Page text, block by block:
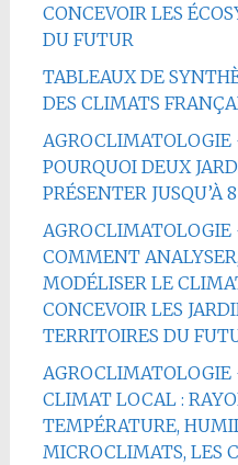
CONCEVOIR LES
DU FUTUR
TABLEAUX DE
DES CLIMATS
AGROCLIMATOLOGIE
POURQUOI DEUX
PRÉSENTER JUSQU’À
COMMENT
MODÉLISER LE
CONCEVOIR LES
TERRITOIRES DU
CLIMAT LOCAL :
TEMPÉRATURE,
MICROCLIMATS, LES